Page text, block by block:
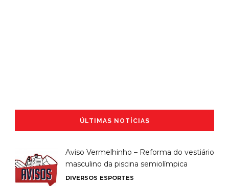
ÚLTIMAS NOTÍCIAS
Aviso Vermelhinho – Reforma do vestiário
masculino da piscina semiolímpica
DIVERSOS ESPORTES